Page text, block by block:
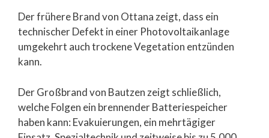
Der frühere Brand von Ottana zeigt, dass ein
technischer Defekt in einer Photovoltaikanlage
umgekehrt auch trockene Vegetation entzünden
kann.
Der Großbrand von Bautzen zeigt schließlich,
welche Folgen ein brennender Batteriespeicher
haben kann: Evakuierungen, ein mehrtägiger